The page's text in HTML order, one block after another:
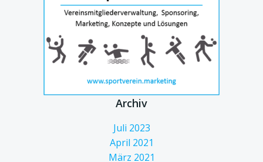
Archiv
Juli 2023
April 2021
März 2021